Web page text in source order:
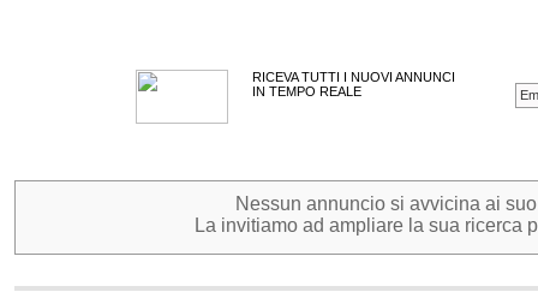
RICEVA TUTTI I NUOVI ANNUNCI
IN TEMPO REALE
Nessun annuncio si avvicina ai
La invitiamo ad ampliare la sua ricerca